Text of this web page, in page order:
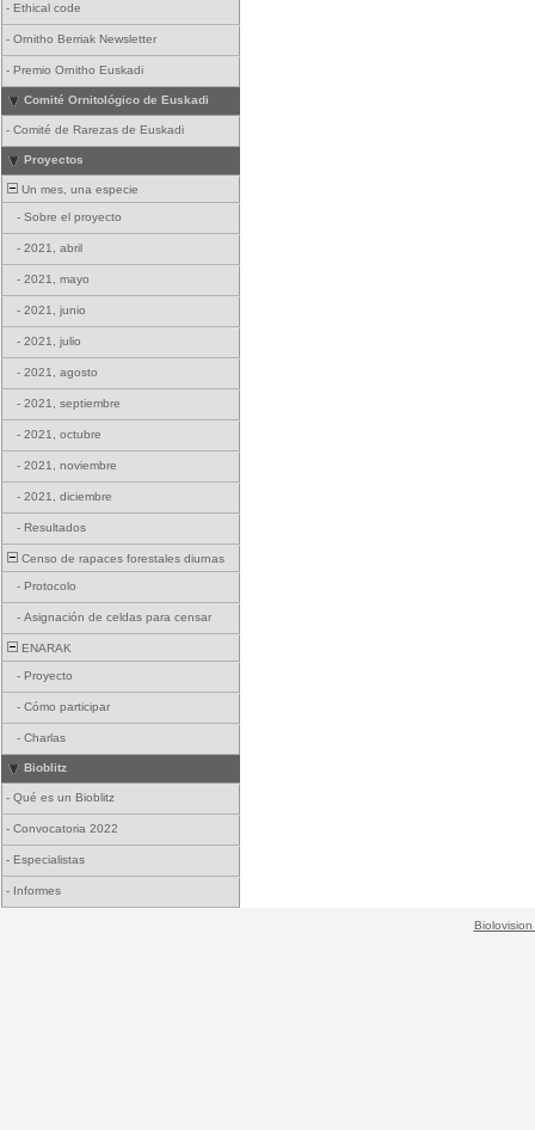
- Ethical code
- Ornitho Berriak Newsletter
- Premio Ornitho Euskadi
Comité Ornitológico de Euskadi
- Comité de Rarezas de Euskadi
Proyectos
Un mes, una especie
- Sobre el proyecto
- 2021, abril
- 2021, mayo
- 2021, junio
- 2021, julio
- 2021, agosto
- 2021, septiembre
- 2021, octubre
- 2021, noviembre
- 2021, diciembre
- Resultados
Censo de rapaces forestales diurnas
- Protocolo
- Asignación de celdas para censar
ENARAK
- Proyecto
- Cómo participar
- Charlas
Bioblitz
- Qué es un Bioblitz
- Convocatoria 2022
- Especialistas
- Informes
Biolovision